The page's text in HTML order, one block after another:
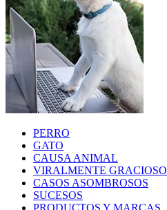
PERRO
GATO
CAUSA ANIMAL
VIRALMENTE GRACIOSO
CASOS ASOMBROSOS
SUCESOS
PRODUCTOS Y MARCAS